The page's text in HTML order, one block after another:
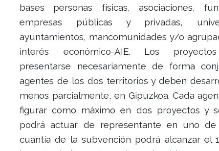
bases personas físicas, asociaciones,
empresas públicas y privadas,
ayuntamientos, mancomunidades y/o
interés económico-AIE. Los
presentarse necesariamente de forma
agentes de los dos territorios y deben
menos parcialmente, en Gipuzkoa. Cada
figurar como máximo en dos proyectos y
podrá actuar de representante en uno de
cuantía de la subvención podrá alcanzar el